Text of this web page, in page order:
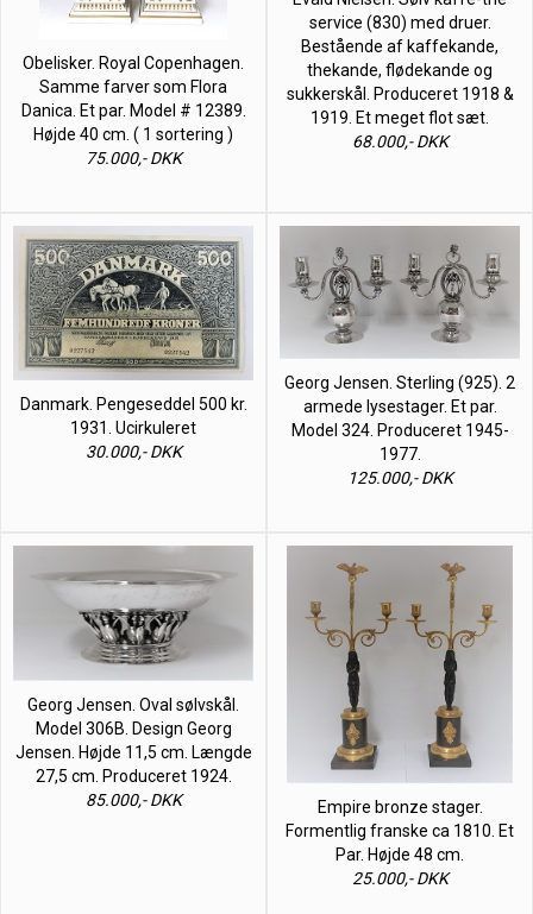
Obelisker. Royal Copenhagen.
Samme farver som Flora
Danica. Et par. Model # 12389.
Højde 40 cm. ( 1 sortering )
75.000,- DKK
service (830) med druer.
Bestående af kaffekande,
thekande, flødekande og
sukkerskål. Produceret 1918 &
1919. Et meget flot sæt.
68.000,- DKK
Danmark. Pengeseddel 500 kr.
1931. Ucirkuleret
30.000,- DKK
Georg Jensen. Sterling (925). 2
armede lysestager. Et par.
Model 324. Produceret 1945-
1977.
125.000,- DKK
Georg Jensen. Oval sølvskål.
Model 306B. Design Georg
Jensen. Højde 11,5 cm. Længde
27,5 cm. Produceret 1924.
85.000,- DKK
Empire bronze stager.
Formentlig franske ca 1810. Et
Par. Højde 48 cm.
25.000,- DKK